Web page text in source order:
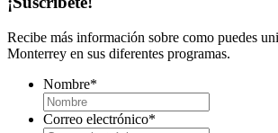
Recibe más información sobre como puedes
Monterrey en sus diferentes programas.
Nombre*
Correo electrónico*